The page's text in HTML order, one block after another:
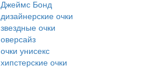
Джеймс Бонд
дизайнерские очки
звездные очки
оверсайз
очки унисекс
хипстерские очки